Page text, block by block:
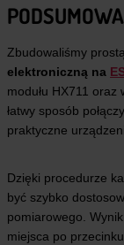
Zbudowaliśmy
elektroniczną na
modułu HX711
łatwy sposób
praktyczne
Dzięki procedurze
być szybko
pomiarowego.
miejsca po